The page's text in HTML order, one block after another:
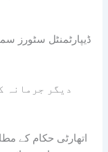
ڈیپارٹمنٹل سٹورز سمیت 7 کھانے پینے کے
دیگر جرمانہ
اتھارٹی حکام کے